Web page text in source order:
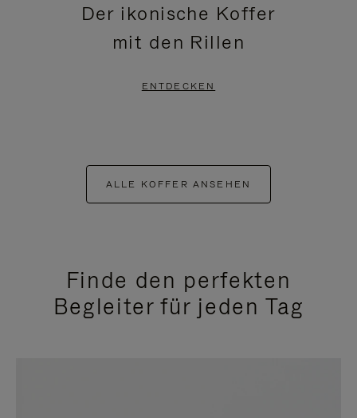
Der ikonische Koffer
mit den Rillen
ENTDECKEN
ALLE KOFFER ANSEHEN
Finde den perfekten
Begleiter für jeden Tag